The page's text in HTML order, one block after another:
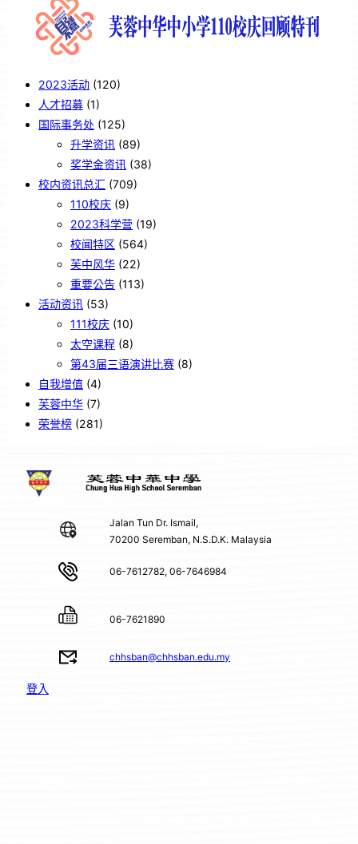
2023活动 (120)
人才招募 (1)
国际事务处 (125)
升学资讯 (89)
奖学金资讯 (38)
校内资讯总汇 (709)
110校庆 (9)
2023科学营 (19)
校闻特区 (564)
芙中风华 (22)
重要公告 (113)
活动资讯 (53)
111校庆 (10)
太空课程 (8)
第43届三语演讲比赛 (8)
自我增值 (4)
芙蓉中华 (7)
荣誉榜 (281)
Jalan Tun Dr. Ismail,
70200 Seremban, N.S.D.K. Malaysia
06-7612782, 06-7646984
06-7621890
chhsban@chhsban.edu.my
登入